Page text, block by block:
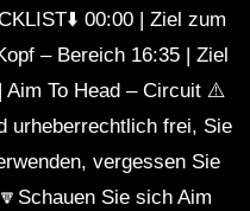
00:00 | Ziel zum
– Bereich 16:35 | Ziel
Aim To Head – Circuit ⚠️
urheberrechtlich frei, Sie
vergessen Sie
Sie sich Aim